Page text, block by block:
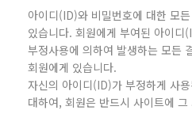
아이디(ID)와 비밀번호에 대한 모
있습니다. 회원에게 부여된 아이디
부정사용에 의하여 발생하는 모든
회원에게 있습니다.
자신의 아이디(ID)가 부정하게 사
대하여, 회원은 반드시 사이트에